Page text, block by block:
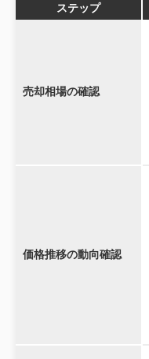
ステップ
売却相場の確認
価格推移の動向確認